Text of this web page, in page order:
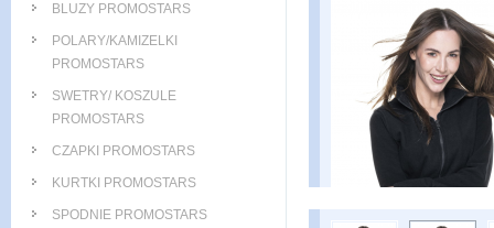
BLUZY PROMOSTARS
POLARY/KAMIZELKI
PROMOSTARS
SWETRY/ KOSZULE
PROMOSTARS
CZAPKI PROMOSTARS
KURTKI PROMOSTARS
SPODNIE PROMOSTARS